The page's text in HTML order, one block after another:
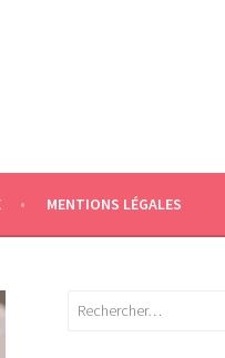
MENTIONS LÉGALES
Rechercher :